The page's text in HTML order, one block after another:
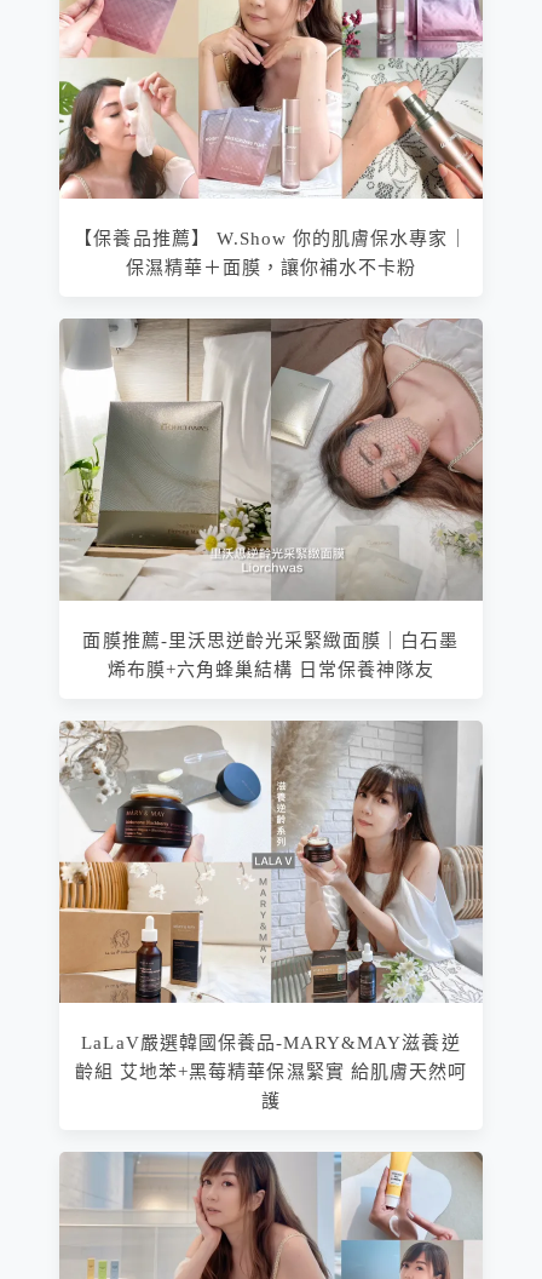
【保養品推薦】 W.Show 你的肌膚保水專家｜
保濕精華＋面膜，讓你補水不卡粉
面膜推薦-里沃思逆齡光采緊緻面膜｜白石墨
烯布膜+六角蜂巢結構 日常保養神隊友
LaLaV嚴選韓國保養品-MARY&MAY滋養逆
齡組 艾地苯+黑莓精華保濕緊實 給肌膚天然呵
護